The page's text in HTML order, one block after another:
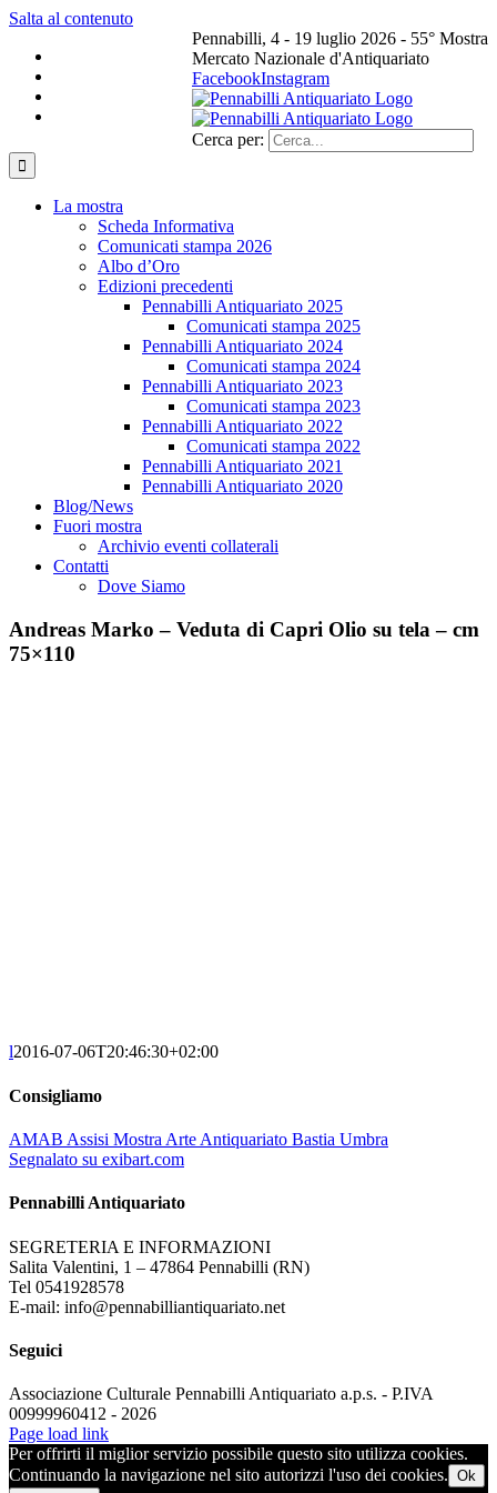
Salta al contenuto
Pennabilli, 4 - 19 luglio 2026 - 55° Mostra
Mercato Nazionale d'Antiquariato
FacebookInstagram
Cerca per:
La mostra
Scheda Informativa
Comunicati stampa 2026
Albo d’Oro
Edizioni precedenti
Pennabilli Antiquariato 2025
Comunicati stampa 2025
Pennabilli Antiquariato 2024
Comunicati stampa 2024
Pennabilli Antiquariato 2023
Comunicati stampa 2023
Pennabilli Antiquariato 2022
Comunicati stampa 2022
Pennabilli Antiquariato 2021
Pennabilli Antiquariato 2020
Blog/News
Fuori mostra
Archivio eventi collaterali
Contatti
Dove Siamo
Andreas Marko – Veduta di Capri Olio su tela – cm
75×110
l2016-07-06T20:46:30+02:00
Consigliamo
AMAB Assisi Mostra Arte Antiquariato Bastia Umbra
Segnalato su exibart.com
Pennabilli Antiquariato
SEGRETERIA E INFORMAZIONI
Salita Valentini, 1 – 47864 Pennabilli (RN)
Tel 0541928578
E-mail: info@pennabilliantiquariato.net
Seguici
Associazione Culturale Pennabilli Antiquariato a.p.s. - P.IVA
00999960412 - 2026
Page load link
Per offrirti il miglior servizio possibile questo sito utilizza cookies.
Continuando la navigazione nel sito autorizzi l'uso dei cookies. Ok